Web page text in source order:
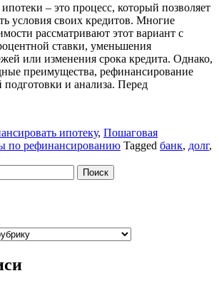
– это процесс, который позволяет
условия своих кредитов. Многие
рассматривают этот вариант с
ставки, уменьшения
или изменения срока кредита. Однако,
преимущества, рефинансирование
подготовки и анализа. Перед
ипотеку, Пошаговая
по рефинансированию Tagged банк, долг,